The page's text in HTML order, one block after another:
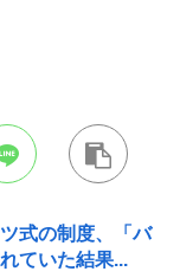
式の制度、「バ
ていた結果...